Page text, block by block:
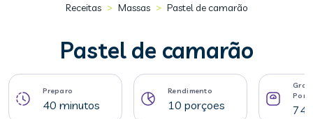
Receitas > Massas > Pastel de camarão
Pastel de camarão
Preparo
40 minutos
Rendimento
10 porçoes 74